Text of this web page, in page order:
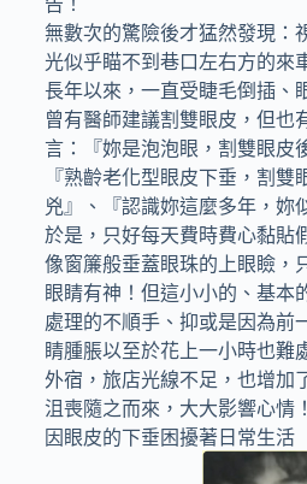
無數次的驚險後才猛然發現：
光似乎瞄不到巷口左右方的來
長年以來，一直受睫毛倒插、
曾有醫師建議割雙眼皮，但也
言：『妳是泡泡眼，割雙眼皮
『熟齡老化型眼皮下垂，割雙
兇』、『認識妳這麼多年，妳
於是，只好每天費時費心黏貼
像窗簾般垂蓋眼珠的上眼瞼，
眼睛有神！但這小小的、基本
處理的不順手、抑或是因為前
睛腫脹以至於花上一小時也難
外宿，旅店光線不足，也增加
沮喪隨之而來，大大影響心情！
因眼皮的下垂困擾著日常生活